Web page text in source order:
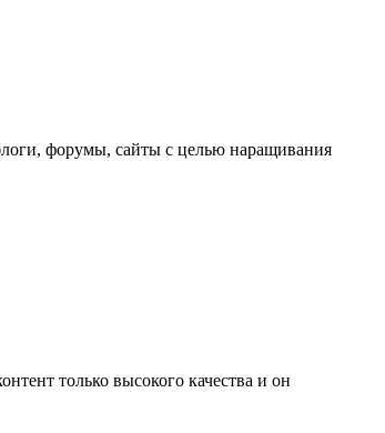
форумы, сайты с целью наращивания
только высокого качества и он